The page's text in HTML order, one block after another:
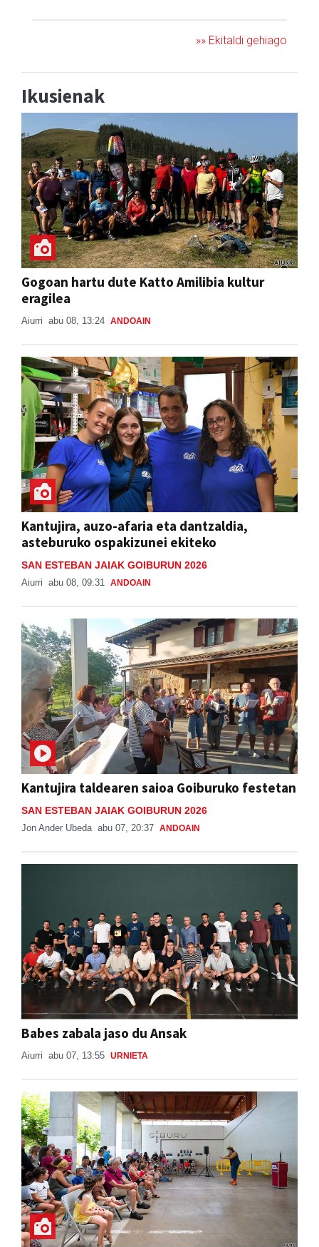
»» Ekitaldi gehiago
Ikusienak
Gogoan hartu dute Katto Amilibia kultur
eragilea
Aiurri abu 08, 13:24 ANDOAIN
Kantujira, auzo-afaria eta dantzaldia,
asteburuko ospakizunei ekiteko
SAN ESTEBAN JAIAK GOIBURUN 2026
Aiurri abu 08, 09:31 ANDOAIN
Kantujira taldearen saioa Goiburuko festetan
SAN ESTEBAN JAIAK GOIBURUN 2026
Jon Ander Ubeda abu 07, 20:37 ANDOAIN
Babes zabala jaso du Ansak
Aiurri abu 07, 13:55 URNIETA